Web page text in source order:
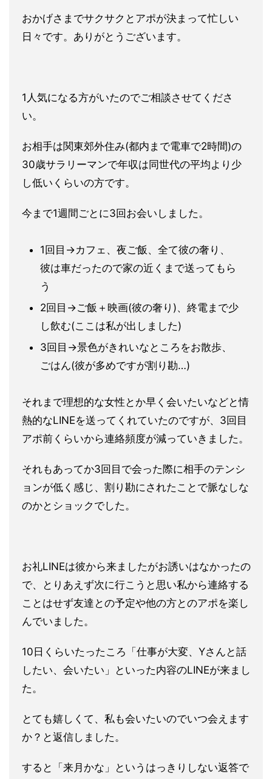
おかげさまでサクサクとアポが決まって忙しい
日々です。ありがと うございます。
1人気になる方がいたのでご相談させてくださ
い。
お相手は関東郊外住み(都内まで電車で2時間)の
30歳サラリーマンで年収は同世代の平均より少
し低いくらいの方です。
今まで1週間ごとに3回お会いしました。
1回目→カフェ、夜ご飯、全て彼の奢り、
彼は車だったので家の近 くまで送ってもら
う
2回目→ご飯＋映画(彼の奢り)、終電まで少
し飲む(ここは私が出しました)
3回目→景色がきれいなところをお散歩、
ごはん(彼が多めですが割り勘…)
それまで理想的な女性とか早く会いたいなどと情
熱的なLINEを送ってくれていたのですが、3回目
アポ前くらいから連絡頻度が減っていきました。
それもあってか3回目で会った際に相手のテンシ
ョンが低く感じ、 割り勘にされたことで脈なしな
のかとショックでした。
お礼LINEは彼から来ましたがお誘いはなかったの
で、とりあえ ず次に行こうと思い私から連絡する
ことはせず友達との予定や他の方とのアポを楽し
んでいました。
10日くらいたったころ「仕事が大変、Yさんと話
したい、会いたい」といった内容のLINEが来まし
た。
とても嬉しくて、私も会いたいのでいつ会えます
か？と返信しました。
すると「来月かな」というはっきりしない返答で